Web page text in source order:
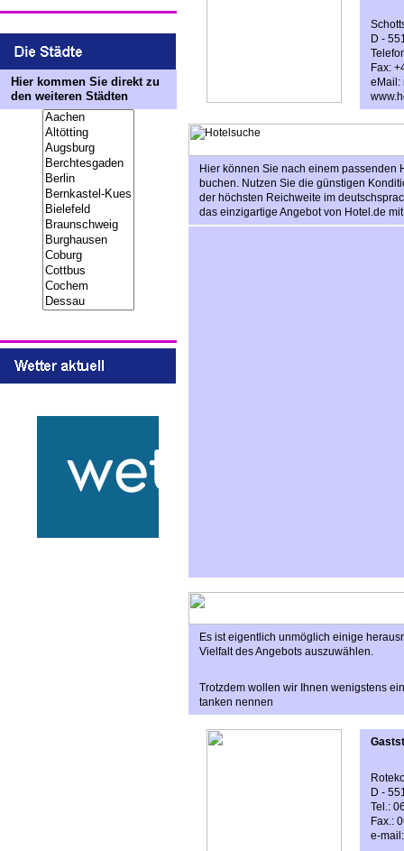
Hier kommen Sie direkt zu
den weiteren Städten
D -
Fax:
eMail:
Hier können Sie nach einem passenden
buchen. Nutzen Sie die günstigen
der höchsten Reichweite im
das einzigartige Angebot von Hotel.de
Es ist eigentlich unmöglich einige
Vielfalt des Angebots auszuwählen.
Trotzdem wollen wir Ihnen wenigstens
tanken nennen
D -
Tel.:
Fax.:
e-